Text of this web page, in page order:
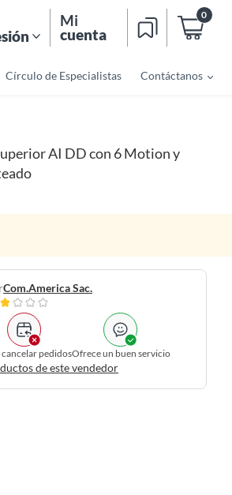
Mi
cuenta
0
Círculo de Especialistas Contáctanos
AI DD con 6 Motion y
Com.america Sac.
cancelar pedidosOfrece un buen servicio
de este vendedor